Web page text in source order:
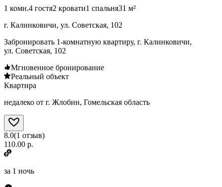
1 комн.4 гостя2 кровати1 спальня31 м²
г. Калинковичи, ул. Советская, 102
Забронировать 1-комнатную квартиру, г. Калинковичи,
ул. Советская, 102
Мгновенное бронирование
Реальный объект
Квартира
недалеко от г. Жлобин, Гомельская область
8.0(1 отзыв)
110.00 р.
за 1 ночь